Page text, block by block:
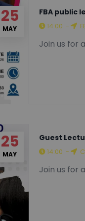
25
MAY
FBA public
14:00 -
Join us for
25
MAY
Guest
14:00 -
Join us for